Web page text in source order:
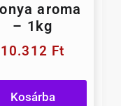
aroma
– 1kg
10.312 Ft
Kosárba